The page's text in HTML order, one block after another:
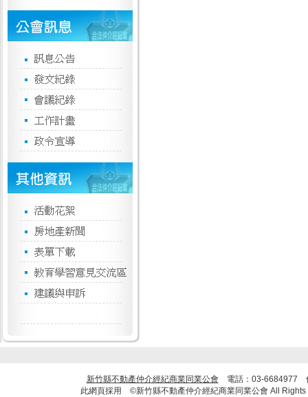
新竹縣不動產仲介經紀商業同業公會 電話：03-6684977
此網頁採用 ©新竹縣不動產仲介經紀商業同業公會 All Rights